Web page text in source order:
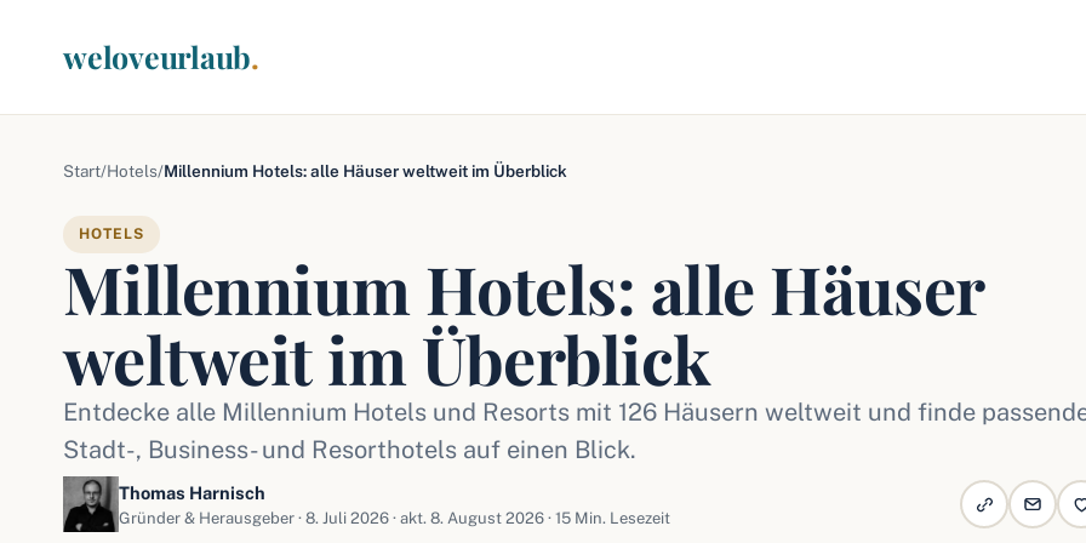
weloveurlaub.
Start/Hotels/Millennium Hotels: alle Häuser weltweit im Überblick
HOTELS
Millennium Hotels: alle Häuser
weltweit im Überblick
Entdecke alle Millennium Hotels und Resorts mit 126 Häusern weltweit und finde
Stadt-, Business- und Resorthotels auf einen Blick.
Thomas Harnisch
Gründer & Herausgeber · 8. Juli 2026 · akt. 8. August 2026 · 15 Min. Lesezeit